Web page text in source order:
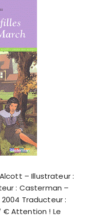
– Illustrateur :
: Casterman –
Traducteur :
€ Attention ! Le